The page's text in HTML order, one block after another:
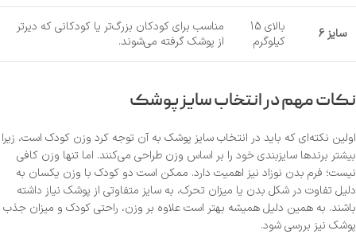
سایز 6
بالای 15
کیلوگرم
مناسب برای کودکان بزرگ‌تر یا کودکانی که دیرتر
از پوشک گرفته می‌شوند.
نکات مهم در انتخاب سایز پوشک
اولین نکته‌ای که باید در انتخاب سایز پوشک به آن توجه کرد وزن کودک است، زیرا
بیشتر برندها سایزبندی خود را بر اساس وزن طراحی می‌کنند. اما تنها وزن کافی
نیست؛ فرم بدن نوزاد نیز اهمیت دارد. ممکن است دو کودک با وزن یکسان به
دلیل تفاوت در شکل بدن یا میزان تحرک، به سایز متفاوتی از پوشک نیاز داشته
باشند. به همین دلیل همیشه بهتر است علاوه بر وزن، راحتی کودک و میزان جذب
پوشک نیز بررسی شود.